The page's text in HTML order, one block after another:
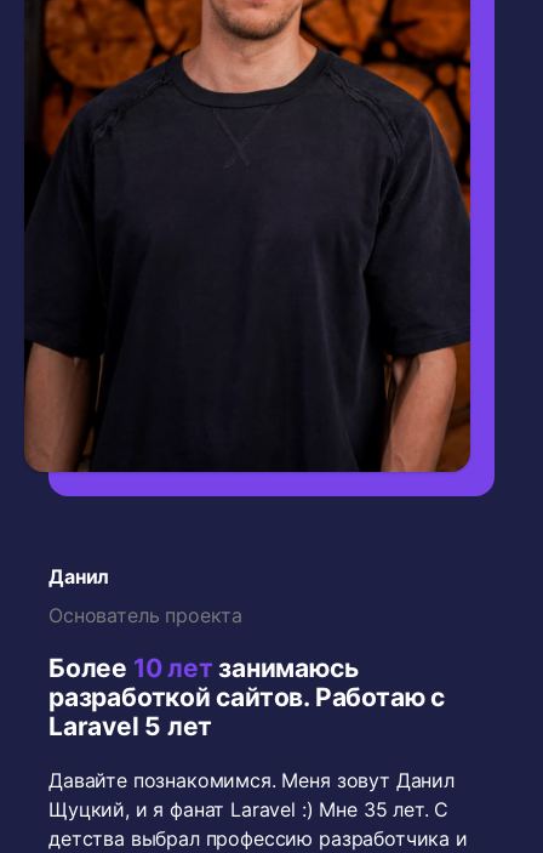
Данил
Основатель проекта
Более 10 лет занимаюсь
разработкой сайтов. Работаю с
Laravel 5 лет
Давайте познакомимся. Меня зовут Данил
Щуцкий, и я фанат Laravel :) Мне 35 лет. С
детства выбрал профессию разработчика и